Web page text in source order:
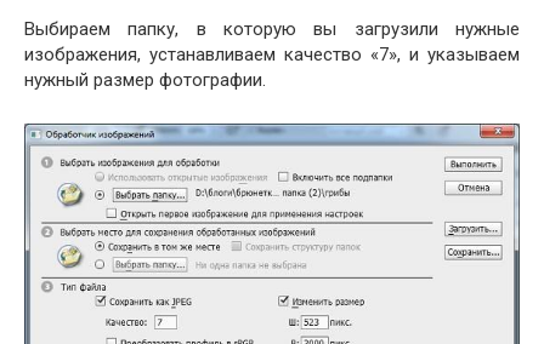
Выбираем папку, в которую вы загрузили нужные
изображения, устанавливаем качество «7», и указываем
нужный размер фотографии.